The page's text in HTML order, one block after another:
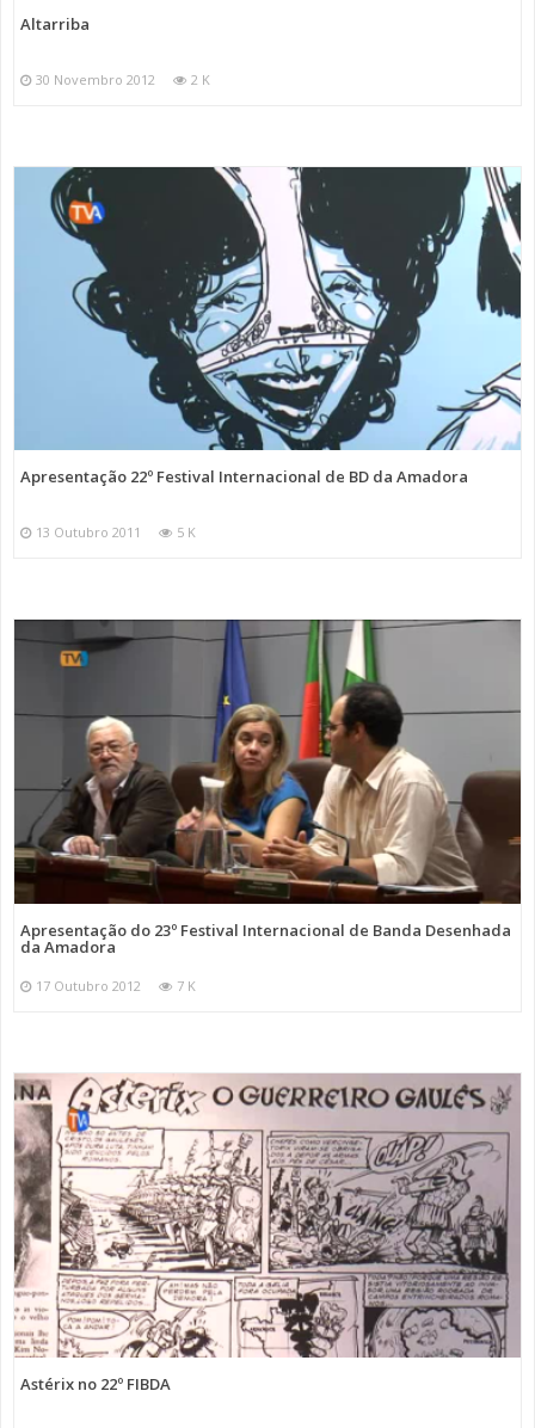
Altarriba
30 Novembro 2012 2 K
Apresentação 22º Festival Internacional de BD da Amadora
13 Outubro 2011 5 K
Apresentação do 23º Festival Internacional de Banda Desenhada
da Amadora
17 Outubro 2012 7 K
Astérix no 22º FIBDA